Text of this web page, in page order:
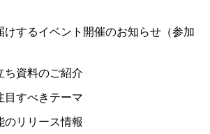
けするイベント開催のお知らせ（参加
ち資料のご紹介
目すべきテーマ
のリリース情報